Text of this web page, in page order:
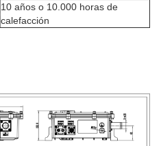
10 años o 10.000 horas de
calefacción